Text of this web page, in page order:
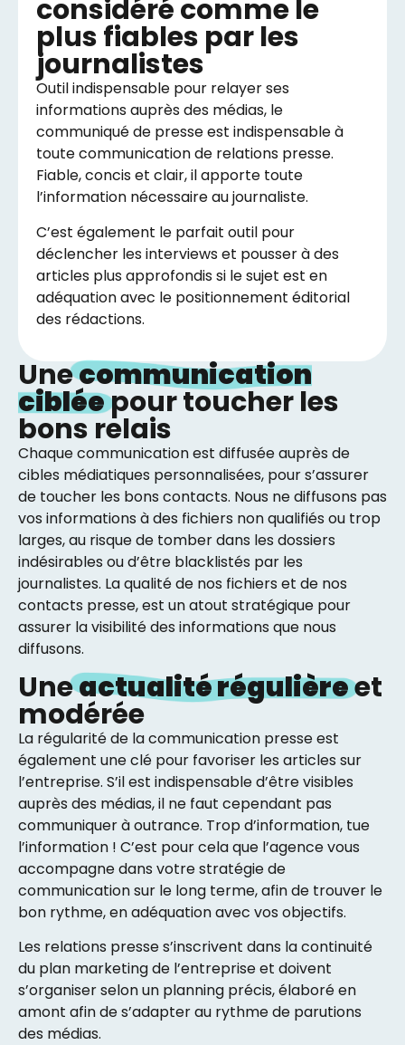
considéré comme le
plus fiables par les
journalistes
Outil indispensable pour relayer ses
informations auprès des médias, le
communiqué de presse est indispensable à
toute communication de relations presse.
Fiable, concis et clair, il apporte toute
l’information nécessaire au journaliste.
C’est également le parfait outil pour
déclencher les interviews et pousser à des
articles plus approfondis si le sujet est en
adéquation avec le positionnement éditorial
des rédactions.
Unecommunication
cibléepour toucher les
bons relais
Chaque communication est diffusée auprès de
cibles médiatiques personnalisées, pour s’assurer
de toucher les bons contacts. Nous ne diffusons pas
vos informations à des fichiers non qualifiés ou trop
larges, au risque de tomber dans les dossiers
indésirables ou d’être blacklistés par les
journalistes. La qualité de nos fichiers et de nos
contacts presse, est un atout stratégique pour
assurer la visibilité des informations que nous
diffusons.
Uneactualité régulièreet
modérée
La régularité de la communication presse est
également une clé pour favoriser les articles sur
l’entreprise. S’il est indispensable d’être visibles
auprès des médias, il ne faut cependant pas
communiquer à outrance. Trop d’information, tue
l’information ! C’est pour cela que l’agence vous
accompagne dans votre stratégie de
communication sur le long terme, afin de trouver le
bon rythme, en adéquation avec vos objectifs.
Les relations presse s’inscrivent dans la continuité
du plan marketing de l’entreprise et doivent
s’organiser selon un planning précis, élaboré en
amont afin de s’adapter au rythme de parutions
des médias.